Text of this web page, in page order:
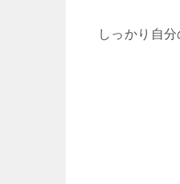
しっかり自